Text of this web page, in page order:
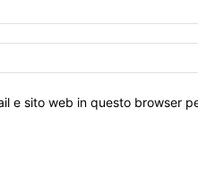
e sito web in questo browser